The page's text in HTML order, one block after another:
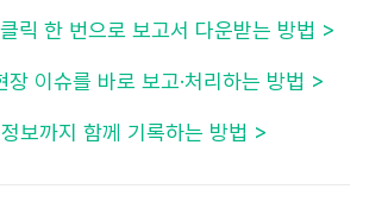
클릭 한 번으로 보고서 다운받는 방법 >
장 이슈를 바로 보고·처리하는 방법 >
보까지 함께 기록하는 방법 >